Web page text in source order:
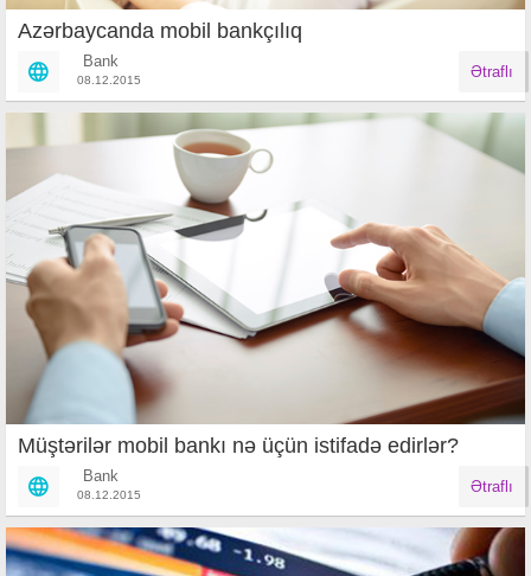
Azərbaycanda mobil bankçılıq
Bank
08.12.2015 Ətraflı
Müştərilər mobil bankı nə üçün istifadə edirlər?
Bank
08.12.2015 Ətraflı